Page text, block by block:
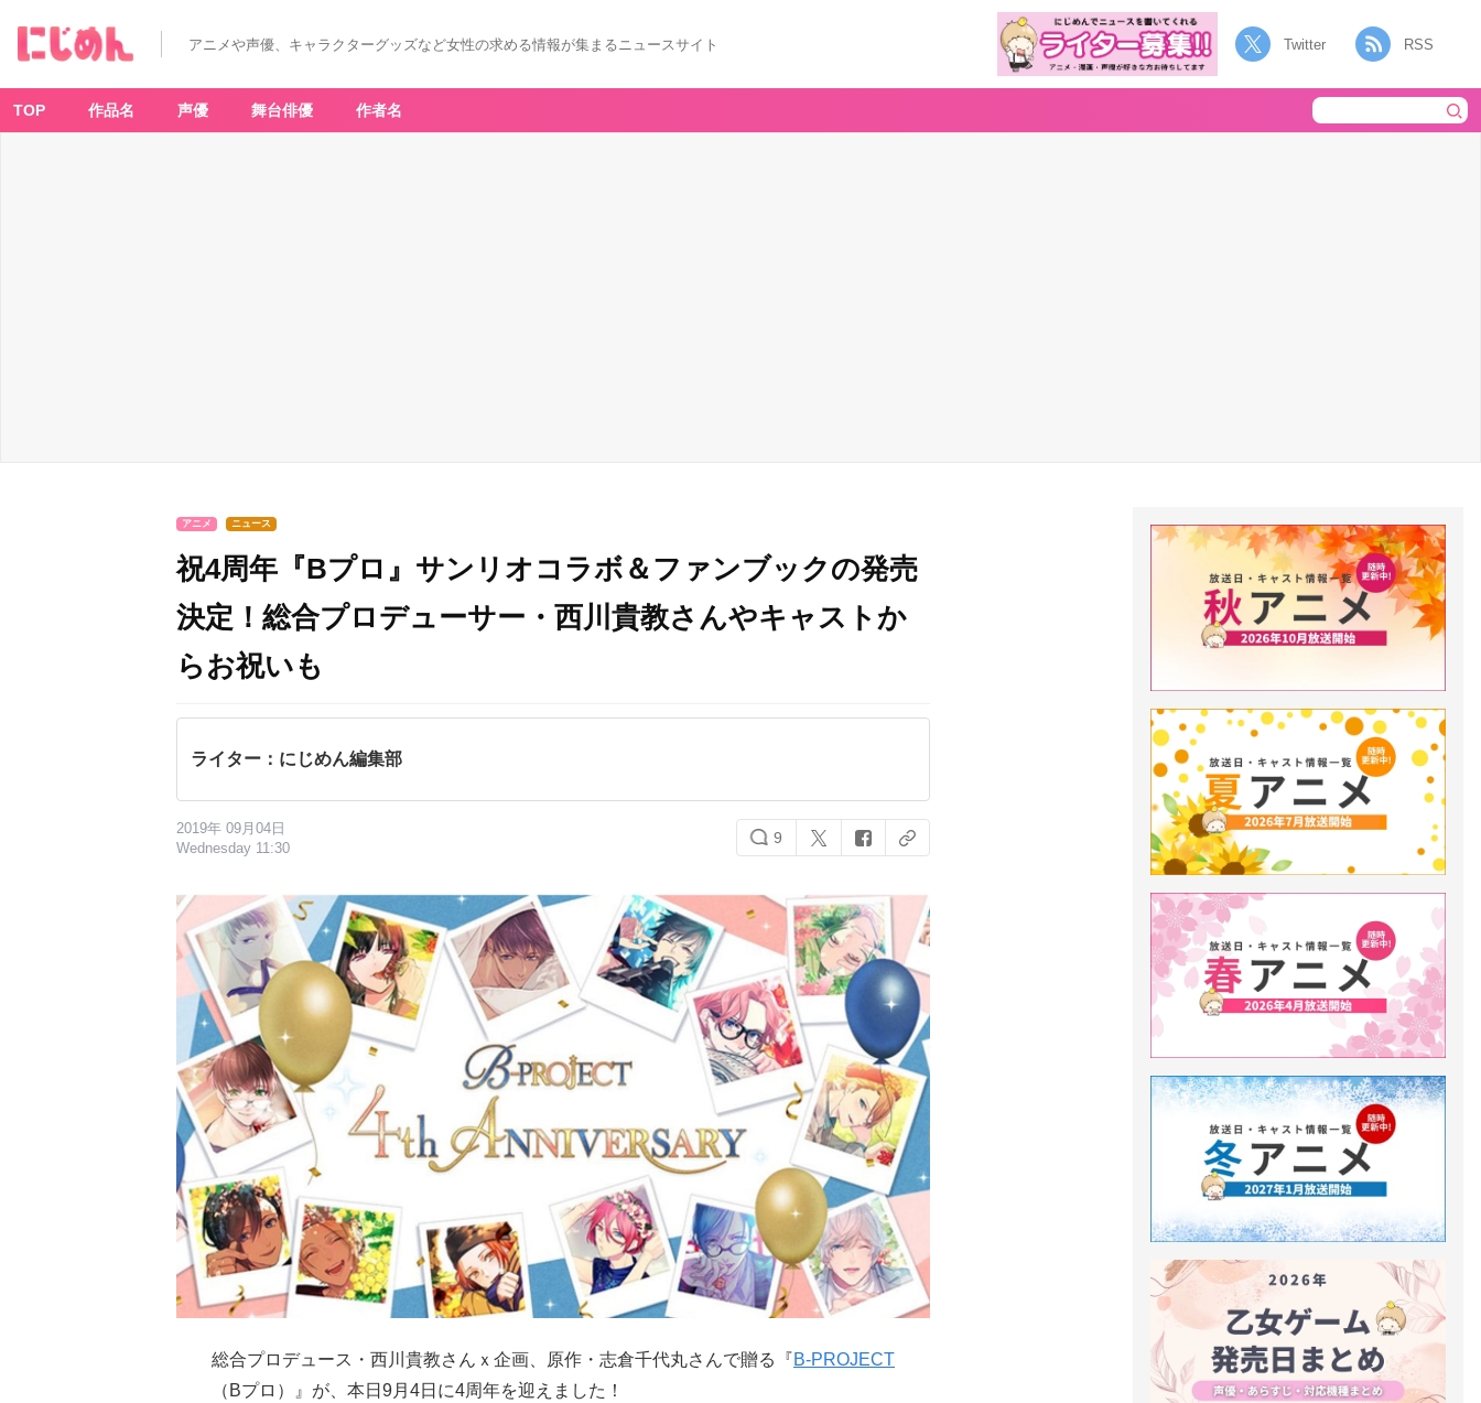
アニメや声優、キャラクターグッズなど女性の求める情報が集まるニュースサイト Twitter RSS
TOP 作品名 声優 舞台俳優 作者名
アニメ ニュース
祝4周年『Bプロ』サンリオコラボ＆ファンブックの発売
決定！総合プロデューサー・西川貴教さんやキャストか
らお祝いも
ライター：にじめん編集部
2019年 09月04日
Wednesday 11:30
9
総合プロデュース・西川貴教さんｘ企画、原作・志倉千代丸さんで贈る『B-PROJECT
（Bプロ）』が、本日9月4日に4周年を迎えました！